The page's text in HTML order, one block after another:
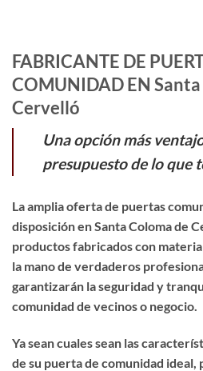
FABRICANTE DE
COMUNIDAD EN
Cervelló
Una opción más
presupuesto de lo que
La amplia oferta de puertas
disposición en Santa Coloma de
productos fabricados con
la mano de verdaderos
garantizarán la seguridad y
comunidad de vecinos o negocio.
Ya sean cuales sean las
de su puerta de comunidad